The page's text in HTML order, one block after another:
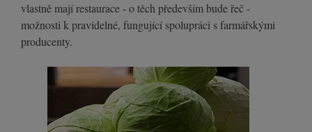
vlastně mají restaurace - o těch především bude řeč -
možnosti k pravidelné, fungující spolupráci s farmářskými
producenty.